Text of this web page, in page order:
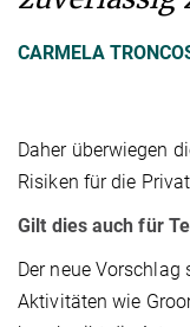
CARMELA
Daher überwiegen
Risiken für die
Gilt dies auch für
Der neue
Aktivitäten wie